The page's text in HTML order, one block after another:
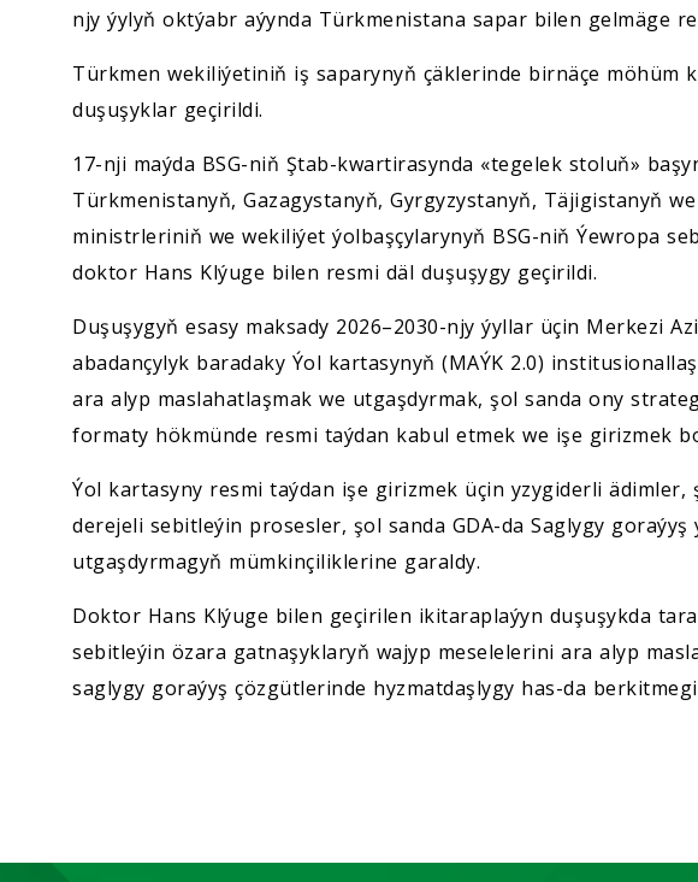
njy ýylyň oktýabr aýynda Türkmenistana sapar bilen gelmäge
Türkmen wekiliýetiniň iş saparynyň çäklerinde birnäçe möhüm
duşuşyklar geçirildi.
17-nji maýda BSG-niň Ştab-kwartirasynda «tegelek stoluň»
Türkmenistanyň, Gazagystanyň, Gyrgyzystanyň, Täjigistanyň
ministrleriniň we wekiliýet ýolbaşçylarynyň BSG-niň Ýewropa
doktor Hans Klýuge bilen resmi däl duşuşygy geçirildi.
Duşuşygyň esasy maksady 2026–2030-njy ýyllar üçin Merkezi
abadançylyk baradaky Ýol kartasynyň (MAÝK 2.0)
ara alyp maslahatlaşmak we utgaşdyrmak, şol sanda ony
formaty hökmünde resmi taýdan kabul etmek we işe girizmek
Ýol kartasyny resmi taýdan işe girizmek üçin yzygiderli ädimler,
derejeli sebitleýin prosesler, şol sanda GDA-da Saglygy
utgaşdyrmagyň mümkinçiliklerine garaldy.
Doktor Hans Klýuge bilen geçirilen ikitaraplaýyn duşuşykda
sebitleýin özara gatnaşyklaryň wajyp meselelerini ara alyp
saglygy goraýyş çözgütlerinde hyzmatdaşlygy has-da